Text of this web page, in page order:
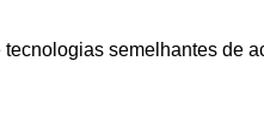
semelhantes de
Pink do